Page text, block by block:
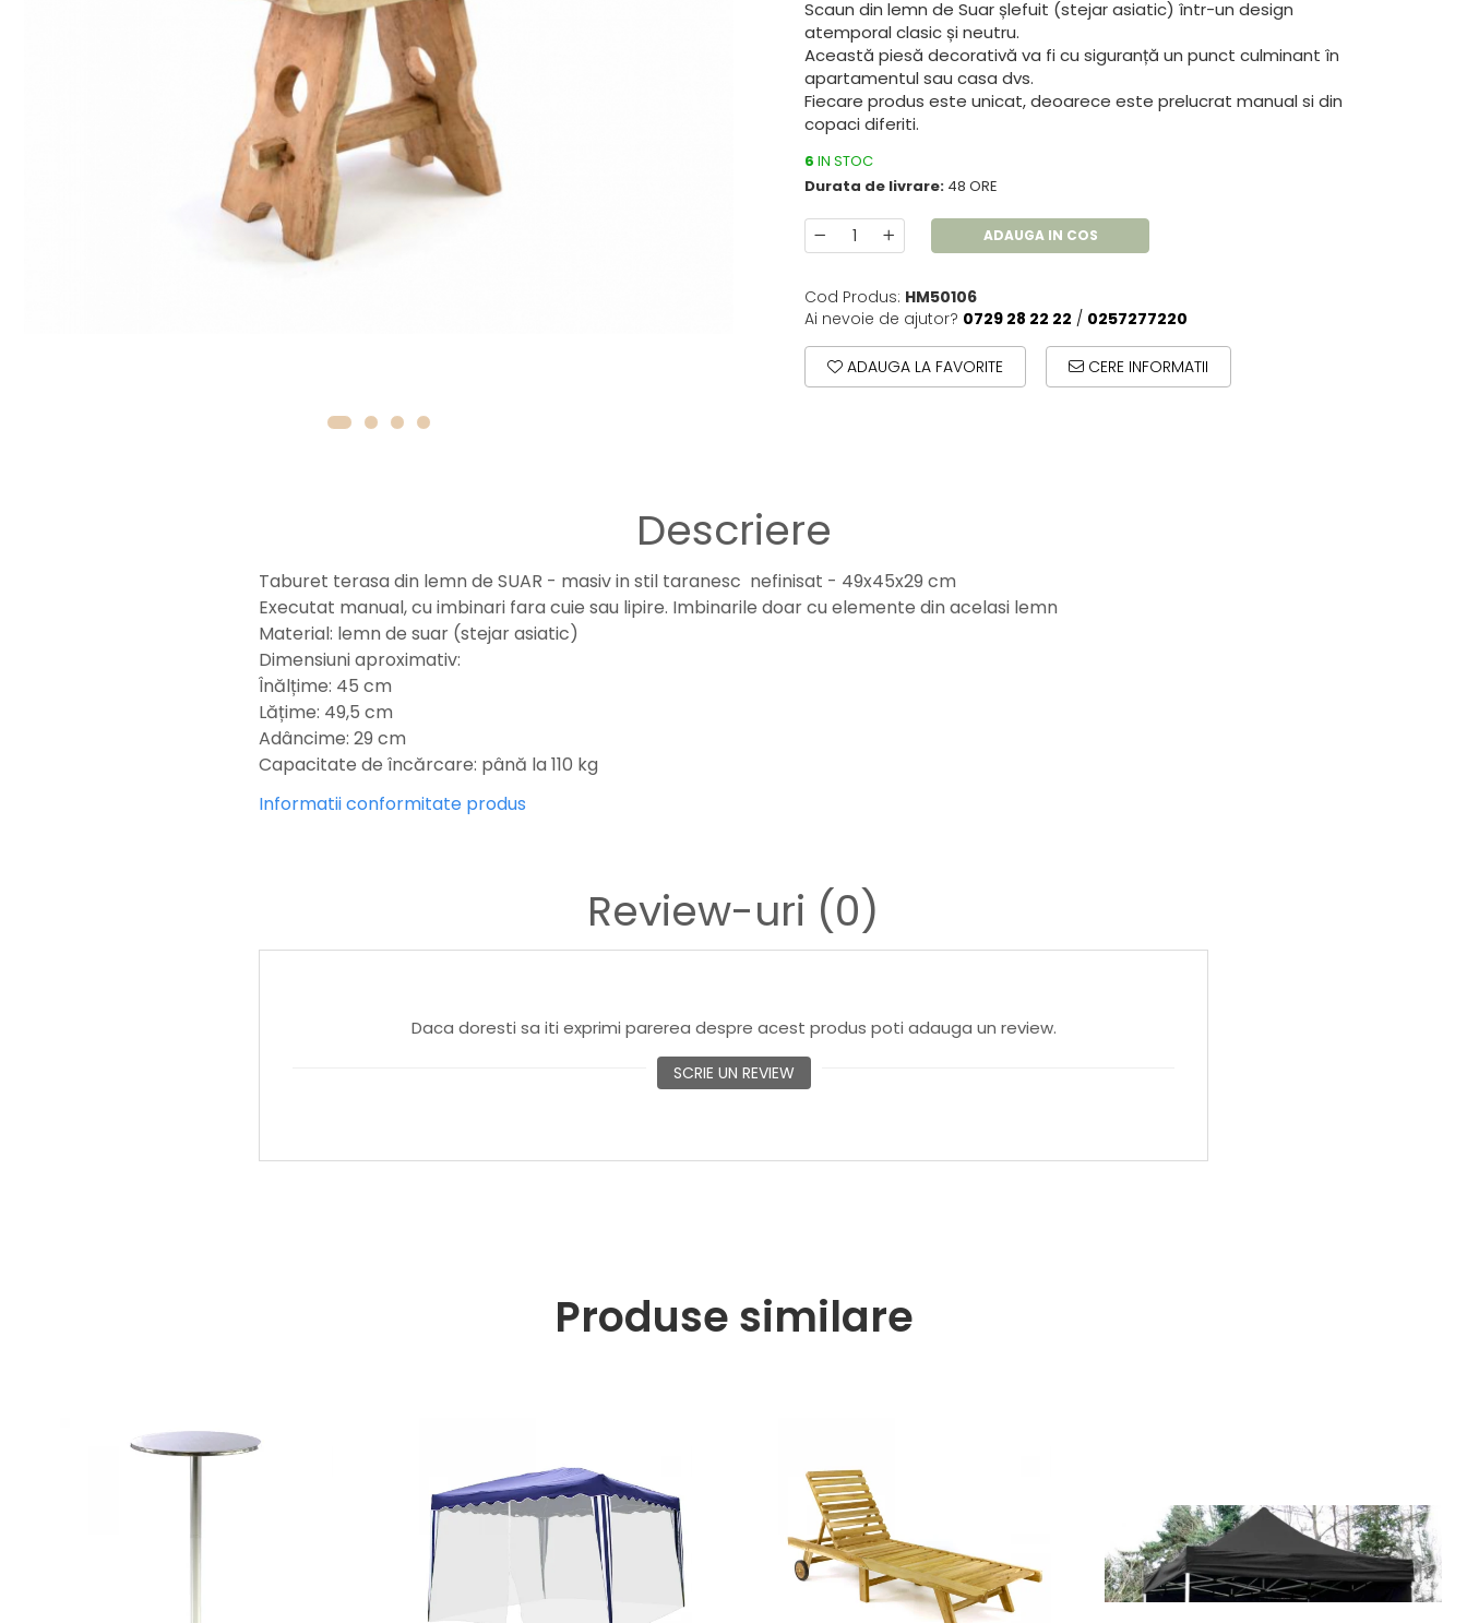
Scaun din lemn de Suar șlefuit (stejar asiatic) într-un design
atemporal clasic și neutru.
Această piesă decorativă va fi cu siguranță un punct culminant în
apartamentul sau casa dvs.
Fiecare produs este unicat, deoarece este prelucrat manual si din
copaci diferiti.
6 IN STOC
Durata de livrare: 48 ORE
ADAUGA IN COS
Cod Produs: HM50106
Ai nevoie de ajutor? 0729 28 22 22 / 0257277220
ADAUGA LA FAVORITE CERE INFORMATII
Descriere
Taburet terasa din lemn de SUAR - masiv in stil taranesc nefinisat - 49x45x29 cm
Executat manual, cu imbinari fara cuie sau lipire. Imbinarile doar cu elemente din acelasi lemn
Material: lemn de suar (stejar asiatic)
Dimensiuni aproximativ:
Înălțime: 45 cm
Lățime: 49,5 cm
Adâncime: 29 cm
Capacitate de încărcare: până la 110 kg
Informatii conformitate produs
Review-uri (0)
Daca doresti sa iti exprimi parerea despre acest produs poti adauga un review.
SCRIE UN REVIEW
Produse similare